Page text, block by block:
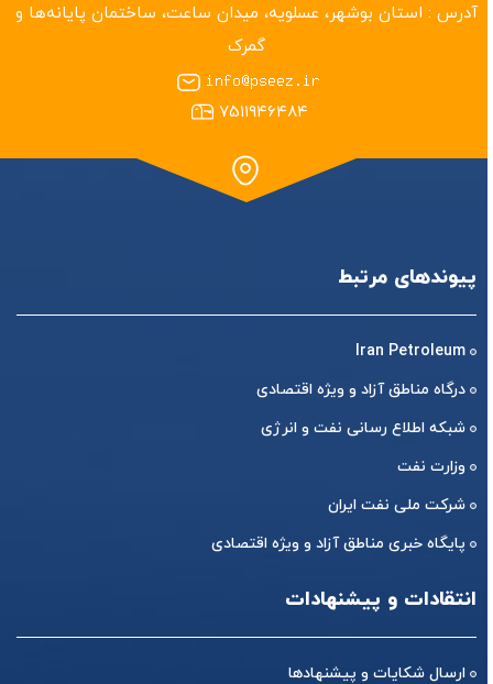
آدرس : استان بوشهر‏، عسلویه، میدان ساعت، ساختمان پایانه‌ها و
گمرک
۷۵۱۱۹۴۶۴۸۴
پیوندهای مرتبط
Iran Petroleum
درگاه مناطق آزاد و ویژه اقتصادی
شبکه اطلاع رسانی نفت و انرژی
وزارت نفت
شرکت ملی نفت ایران
پایگاه خبری مناطق آزاد و ویژه اقتصادی
انتقادات و پیشنهادات
ارسال شکایات و پیشنهادها